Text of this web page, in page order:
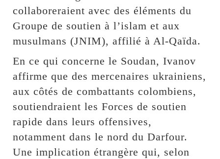
collaboreraient avec des éléments du
Groupe de soutien à l’islam et aux
musulmans (JNIM), affilié à Al-Qaïda.
En ce qui concerne le Soudan, Ivanov
affirme que des mercenaires ukrainiens,
aux côtés de combattants colombiens,
soutiendraient les Forces de soutien
rapide dans leurs offensives,
notamment dans le nord du Darfour.
Une implication étrangère qui, selon